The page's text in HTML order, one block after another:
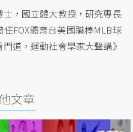
，國立體大教授，研究專長
FOX體育台美國職棒MLB球
道，運動社會學家大聲講》
文章